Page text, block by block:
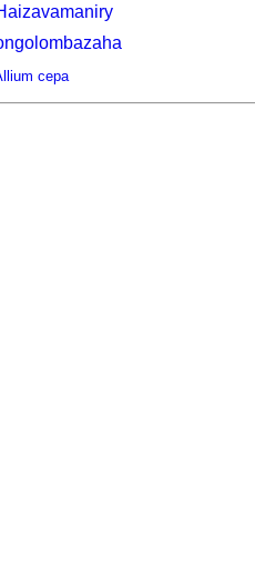
cepa